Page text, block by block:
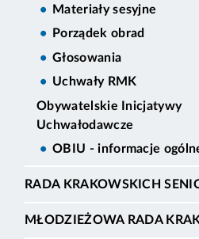
Materiały sesyjne
Porządek obrad
Głosowania
Uchwały RMK
Obywatelskie Inicjatywy
Uchwałodawcze
OBIU - informacje
RADA KRAKOWSKICH
MŁODZIEŻOWA RADA